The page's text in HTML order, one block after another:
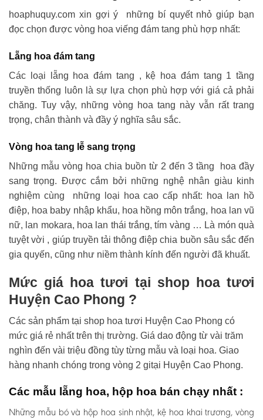
hoaphuquy.com xin gợi ý những bí quyết nhỏ giúp bạn
đọc chọn được vòng hoa viếng đám tang phù hợp nhất:
Lẵng hoa đám tang
Các loại lẵng hoa đám tang , kệ hoa đám tang 1 tầng
truyền thống luôn là sự lựa chọn phù hợp với giá cả phải
chăng. Tuy vậy, những vòng hoa tang này vẫn rất trang
trọng, chân thành và đầy ý nghĩa sâu sắc.
Vòng hoa tang lễ sang trọng
Những mẫu vòng hoa chia buồn từ 2 đến 3 tầng hoa đầy
sang trọng. Được cắm bởi những nghệ nhân giàu kinh
nghiệm cùng những loại hoa cao cấp nhất: hoa lan hồ
điệp, hoa baby nhập khẩu, hoa hồng môn trắng, hoa lan vũ
nữ, lan mokara, hoa lan thái trắng, tím vàng … Là món quà
tuyệt vời , giúp truyền tải thông điệp chia buồn sâu sắc đến
gia quyến, cũng như niềm thành kính đến người đã khuất.
Mức giá hoa tươi tại shop hoa tươi
Huyện Cao Phong ?
Các sản phẩm tại shop hoa tươi Huyện Cao Phong có
mức giá rẻ nhất trên thị trường. Giá dao động từ vài trăm
nghìn đến vài triệu đồng tùy từng mẫu và loại hoa. Giao
hàng nhanh chóng trong vòng 2 gitại Huyện Cao Phong.
Các mẫu lẵng hoa, hộp hoa bán chạy nhất :
Những mẫu bó và hộp hoa sinh nhật, kệ hoa khai trương, vòng